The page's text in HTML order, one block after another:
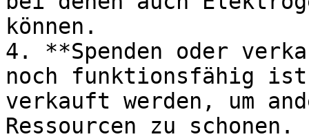
können.
4. **Spenden oder
noch funktionsfähig
verkauft werden, um
Ressourcen zu schonen.